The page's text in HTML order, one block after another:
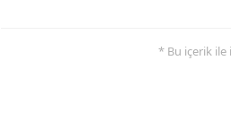
* Bu içerik ile